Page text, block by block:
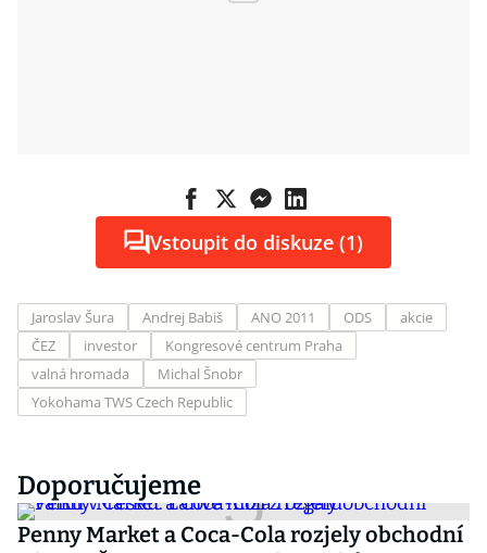
Vstoupit do diskuze (1)
Jaroslav Šura Andrej Babiš ANO 2011 ODS
akcie
ČEZ
investor
Kongresové centrum Praha
valná hromada
Michal Šnobr
Yokohama TWS Czech Republic
Doporučujeme
Penny Market a Coca-Cola rozjely obchodní